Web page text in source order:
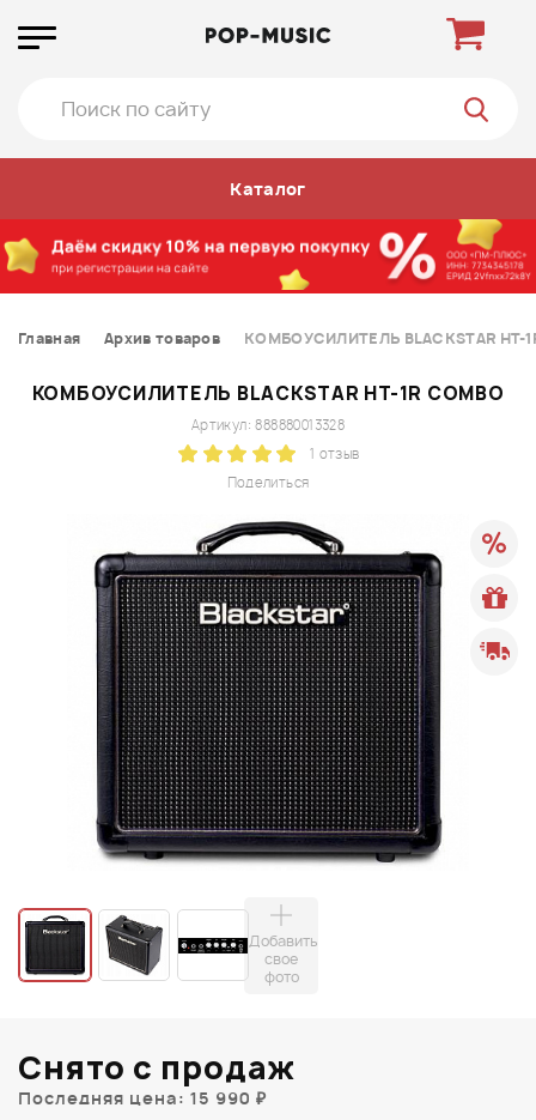
Каталог
Главная Архив товаров КОМБОУСИЛИТЕЛЬ BLACKSTAR HT-
КОМБОУСИЛИТЕЛЬ BLACKSTAR HT-1R COMBO
Поделиться
Артикул: 888880013328
1 отзыв
Добавить
свое
фото
Снято с продаж
Последняя цена: 15 990 ₽